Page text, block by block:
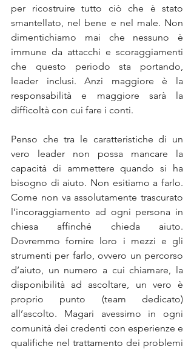
per ricostruire tutto ciò che è stato
smantellato, nel bene e nel male. Non
dimentichiamo mai che nessuno è
immune da attacchi e scoraggiamenti
che questo periodo sta portando,
leader inclusi. Anzi maggiore è la
responsabilità e maggiore sarà la
difficoltà con cui fare i conti.
Penso che tra le caratteristiche di un
vero leader non possa mancare la
capacità di ammettere quando si ha
bisogno di aiuto. Non esitiamo a farlo.
Come non va assolutamente trascurato
l’incoraggiamento ad ogni persona in
chiesa affinché chieda aiuto.
Dovremmo fornire loro i mezzi e gli
strumenti per farlo, ovvero un percorso
d’aiuto, un numero a cui chiamare, la
disponibilità ad ascoltare, un vero è
proprio punto (team dedicato)
all’ascolto. Magari avessimo in ogni
comunità dei credenti con esperienze e
qualifiche nel trattamento dei problemi